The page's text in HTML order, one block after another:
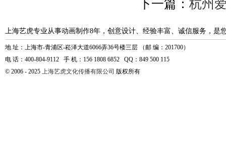
下一篇： 杭州
上海艺虎专业从事动画制作8年，创意设计、经验丰富、诚信服务，是
地 址：上海市-青浦区-崧泽大道6066弄36号楼三层 （邮 编：201700）
电 话：400-804-9112 手 机：156 1808 6852 QQ：849 500 115
© 2006 - 2025 上海艺虎文化传播有限公司 版权所有